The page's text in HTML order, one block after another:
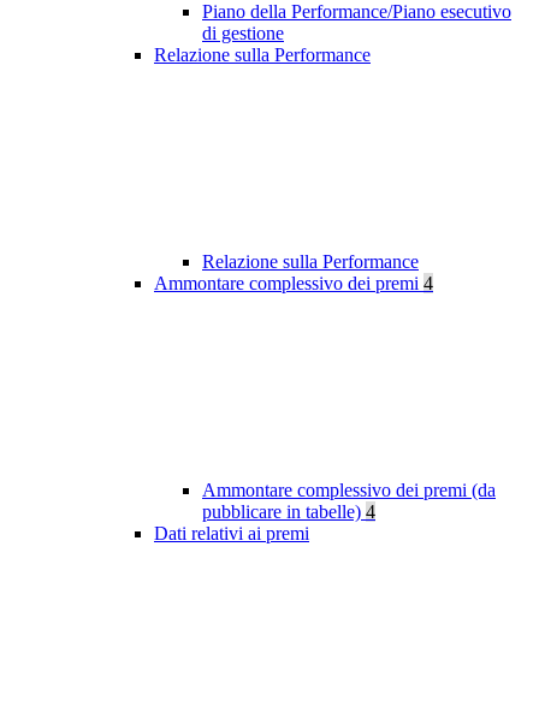
Piano della Performance/Piano esecutivo
di gestione
Relazione sulla Performance
Relazione sulla Performance
Ammontare complessivo dei premi 4
Ammontare complessivo dei premi (da
pubblicare in tabelle) 4
Dati relativi ai premi